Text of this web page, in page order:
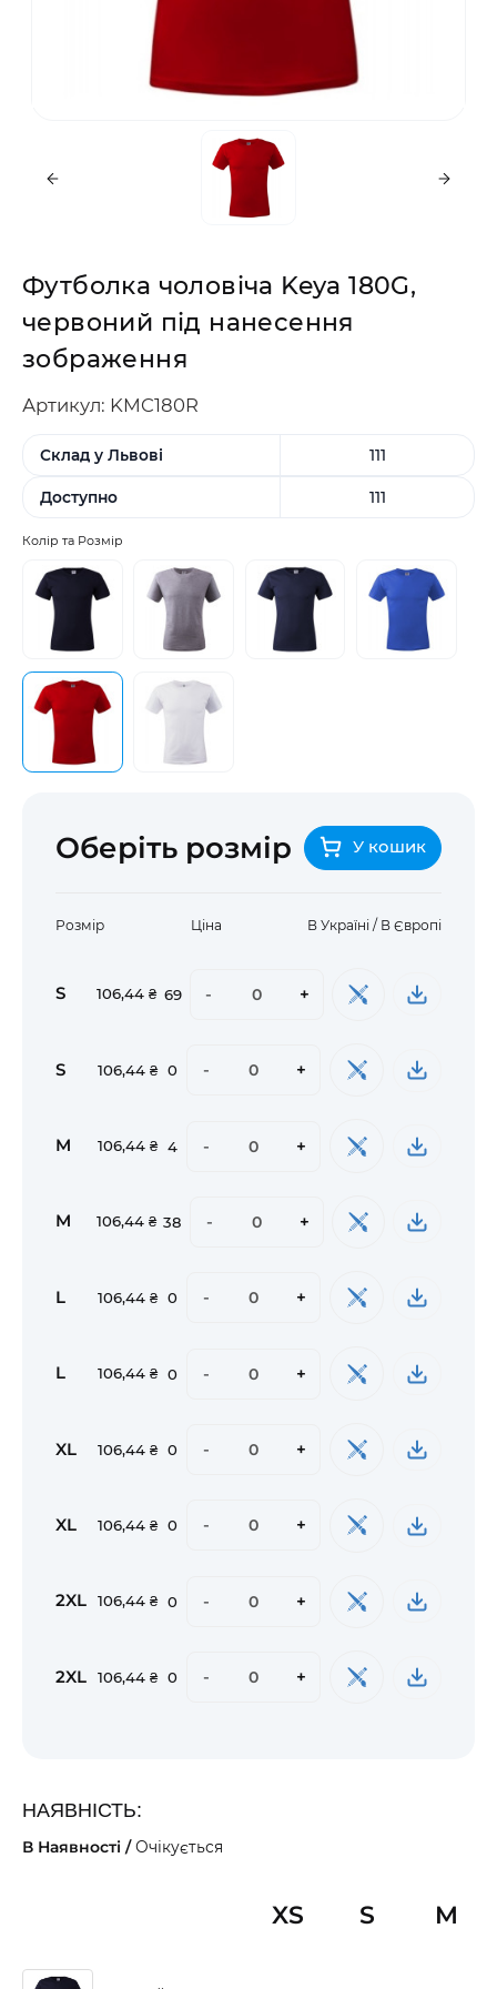
Футболка чоловіча Keya 180G,
червоний під нанесення
зображення
Артикул: KMC180R
Склад у Львові 111
Доступно 111
Колір та Розмір
Оберіть розмір У кошик
Розмір Ціна В Україні / В Європі
S 106,44 ₴ 69 - +
S 106,44 ₴ 0 - +
M 106,44 ₴ 4 - +
M 106,44 ₴ 38 - +
L 106,44 ₴ 0 - +
L 106,44 ₴ 0 - +
XL 106,44 ₴ 0 - +
XL 106,44 ₴ 0 - +
2XL 106,44 ₴ 0 - +
2XL 106,44 ₴ 0 - +
НАЯВНІСТЬ:
В Наявності /Очікується
XS S M